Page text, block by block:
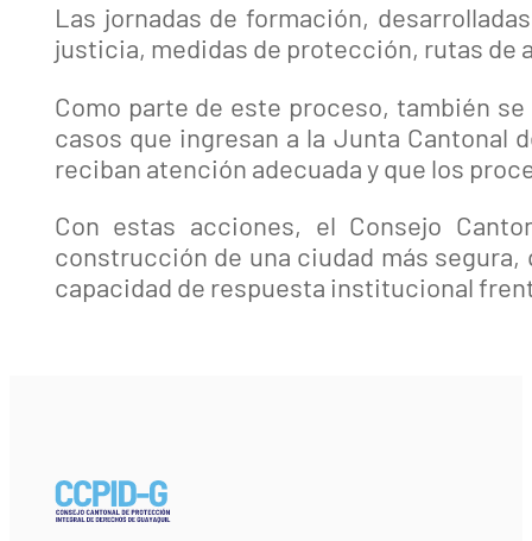
Las jornadas de formación,
justicia, medidas de protección, rutas de
Como parte de este proceso, también
casos que ingresan a la Junta Cantonal
reciban atención adecuada y que los
Con estas acciones, el Consejo
construcción de una ciudad más
capacidad de respuesta institucional